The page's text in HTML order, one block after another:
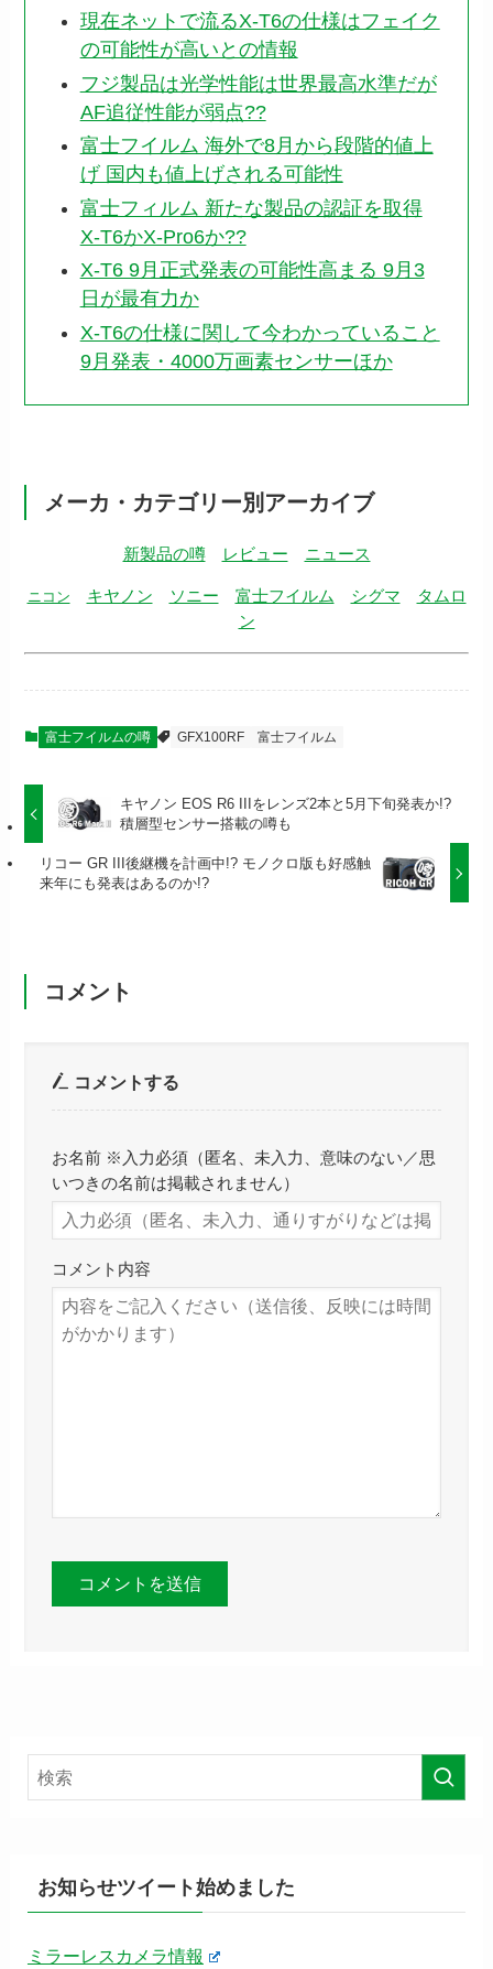
現在ネットで流るX-T6の仕様はフェイク
の可能性が高いとの情報
フジ製品は光学性能は世界最高水準だが
AF追従性能が弱点??
富士フイルム 海外で8月から段階的値上
げ 国内も値上げされる可能性
富士フィルム 新たな製品の認証を取得
X-T6かX-Pro6か??
X-T6 9月正式発表の可能性高まる 9月3
日が最有力か
X-T6の仕様に関して今わかっていること
9月発表・4000万画素センサーほか
メーカ・カテゴリー別アーカイブ
新製品の噂 レビュー ニュース
ニコン キヤノン ソニー 富士フイルム シグマ
タムロ
ン
富士フイルムの噂 GFX100RF 富士フイルム
キヤノン EOS R6 IIIをレンズ2本と5月下旬発表か!?
積層型センサー搭載の噂も
リコー GR III後継機を計画中!? モノクロ版も好感触
来年にも発表はあるのか!?
コメント
コメントする
お名前 ※入力必須（匿名、未入力、意味のない／思
いつきの名前は掲載されません）
コメント内容
お知らせツイート始めました
ミラーレスカメラ情報